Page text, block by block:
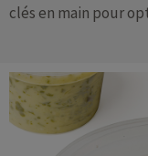
clés en main pour